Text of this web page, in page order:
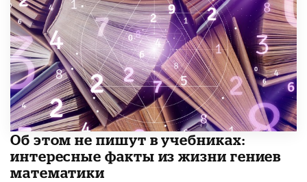
Об этом не пишут в учебниках:
интересные факты из жизни гениев
математики